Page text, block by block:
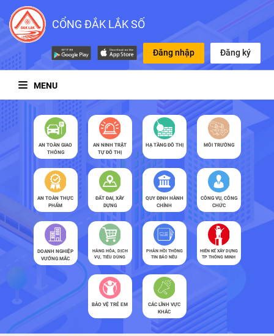
CỔNG ĐẮK LẮK SỐ
Đăng nhập Đăng ký
MENU
AN TOÀN GIAO
THÔNG
AN NINH TRẬT
TỰ ĐÔ THỊ
HẠ TẦNG ĐÔ THỊ MÔI TRƯỜNG
AN TOÀN THỰC
PHẨM
ĐẤT ĐAI, XÂY
DỰNG
QUY ĐỊNH HÀNH
CHÍNH
CÔNG VỤ, CÔNG
CHỨC
DOANH NGHIỆP
VƯỚNG MẮC
HÀNG HÓA, DỊCH
VỤ, TIÊU DÙNG
PHẢN HỒI THÔNG
TIN BÁO NÊU
HIẾN KẾ XÂY DỰNG
TP THÔNG MINH
BẢO VỆ TRẺ EM
CÁC LĨNH VỰC
KHÁC